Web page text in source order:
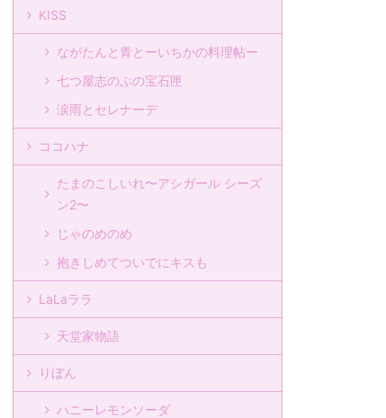
KISS
ながたんと青とーいちかの料理帖ー
七つ屋志のぶの宝石匣
涙雨とセレナーデ
ココハナ
たまのこしいれ〜アシガール シーズ
ン2〜
じゃのめのめ
抱きしめてついでにキスも
LaLaララ
天堂家物語
りぼん
ハニーレモンソーダ